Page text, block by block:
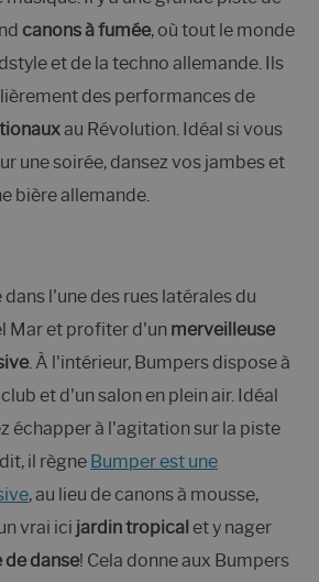
canons à fumée, où tout le monde
et de la techno allemande. Ils
des performances de
au Révolution. Idéal si vous
une soirée, dansez vos jambes et
bière allemande.
l'une des rues latérales du
Mar et profiter d'un merveilleuse
. À l'intérieur, Bumpers dispose à
et d'un salon en plein air. Idéal
échapper à l'agitation sur la piste
il règne Bumper est une
, au lieu de canons à mousse,
vrai ici jardin tropical et y nager
de danse! Cela donne aux Bumpers